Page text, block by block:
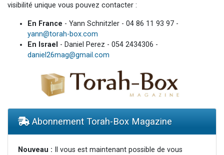
visibilité unique vous pouvez contacter :
En France - Yann Schnitzler - 04 86 11 93 97 -
yann@torah-box.com
En Israel - Daniel Perez - 054 2434306 -
daniel26mag@gmail.com
Abonnement Torah-Box Magazine
Nouveau : Il vous est maintenant possible de vous